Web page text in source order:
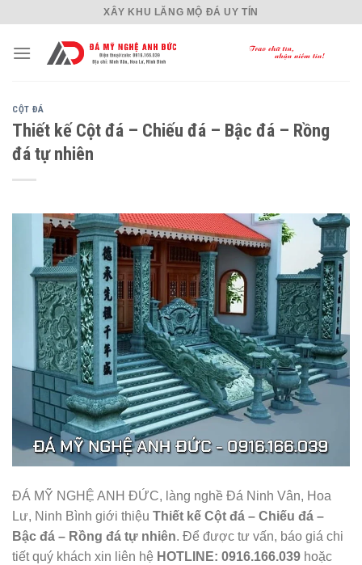
content
XÂY KHU LĂNG MỘ ĐÁ UY TÍN
CỘT ĐÁ
Thiết kế Cột đá – Chiếu đá – Bậc đá – Rồng
đá tự nhiên
ĐÁ MỸ NGHỆ ANH ĐỨC, làng nghề Đá Ninh Vân, Hoa
Lư, Ninh Bình giới thiệu Thiết kế Cột đá – Chiếu đá –
Bậc đá – Rồng đá tự nhiên. Để được tư vấn, báo giá chi
tiết quý khách xin liên hệ HOTLINE: 0916.166.039 hoặc